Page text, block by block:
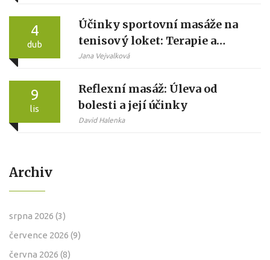
4
dub
Účinky sportovní masáže na
tenisový loket: Terapie a
prevence
Jana Vejvalková
9
lis
Reflexní masáž: Úleva od
bolesti a její účinky
David Halenka
Archiv
srpna 2026 (3)
července 2026 (9)
června 2026 (8)